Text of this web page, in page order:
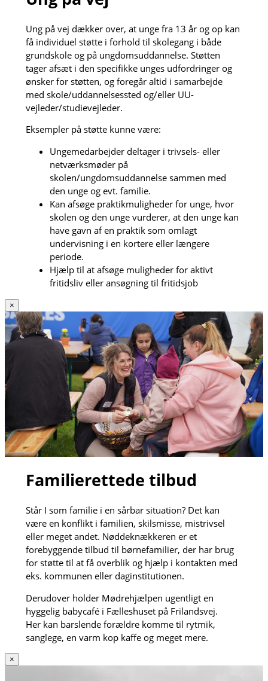
Ung på vej dækker over, at unge fra 13 år og op kan
få individuel støtte i forhold til skolegang i både
grundskole og på ungdomsuddannelse. Støtten
tager afsæt i den specifikke unges udfordringer og
ønsker for støtten, og foregår altid i samarbejde
med skole/uddannelsessted og/eller UU-
vejleder/studievejleder.
Eksempler på støtte kunne være:
Ungemedarbejder deltager i trivsels- eller
netværksmøder på
skolen/ungdomsuddannelse sammen med
den unge og evt. familie.
Kan afsøge praktikmuligheder for unge, hvor
skolen og den unge vurderer, at den unge kan
have gavn af en praktik som omlagt
undervisning i en kortere eller længere
periode.
Hjælp til at afsøge muligheder for aktivt
fritidsliv eller ansøgning til fritidsjob
×
Familierettede tilbud
Står I som familie i en sårbar situation? Det kan
være en konflikt i familien, skilsmisse, mistrivsel
eller meget andet. Nøddeknækkeren er et
forebyggende tilbud til børnefamilier, der har brug
for støtte til at få overblik og hjælp i kontakten med
eks. kommunen eller daginstitutionen.
Derudover holder Mødrehjælpen ugentligt en
hyggelig babycafé i Fælleshuset på Frilandsvej.
Her kan barslende forældre komme til rytmik,
sanglege, en varm kop kaffe og meget mere.
×